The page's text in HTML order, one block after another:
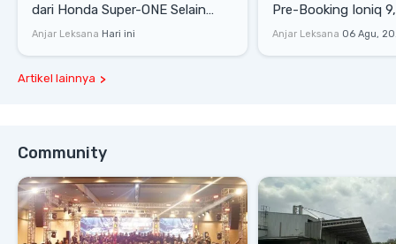
dari Honda Super-ONE Selain
Harga
Anjar Leksana Hari ini
Pre-Booking Ioniq
Rp1,49 Miliar
Anjar Leksana 06 Agu,
Artikel lainnya
Community